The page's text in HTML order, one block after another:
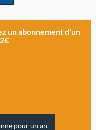
un abonnement d'un
pour un an